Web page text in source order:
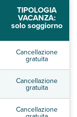
TIPOLOGIA
VACANZA:
solo soggiorno
Cancellazione
gratuita
Cancellazione
gratuita
Cancellazione